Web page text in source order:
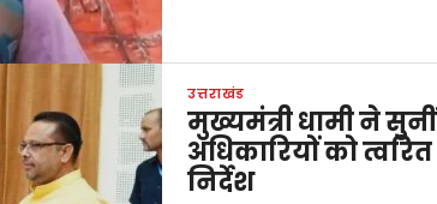
उत्तराखंड
मुख्यमंत्री धामी ने
अधिकारियों को
निर्देश